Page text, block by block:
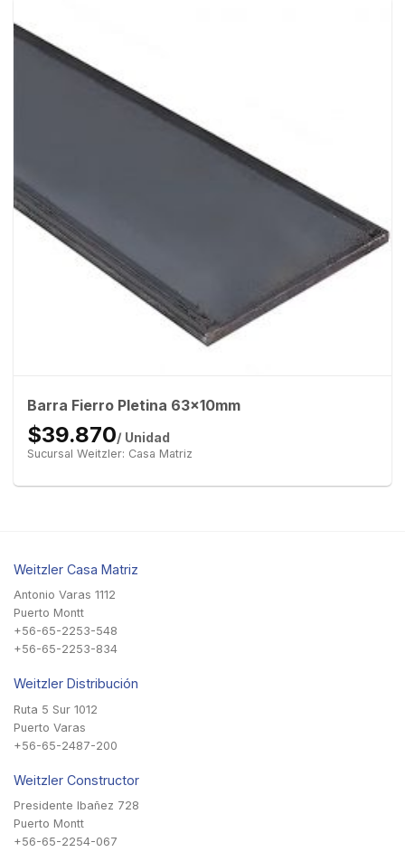
Barra Fierro Pletina 63x10mm
$39.870/ Unidad
Sucursal Weitzler: Casa Matriz
Weitzler Casa Matriz
Antonio Varas 1112
Puerto Montt
+56-65-2253-548
+56-65-2253-834
Weitzler Distribución
Ruta 5 Sur 1012
Puerto Varas
+56-65-2487-200
Weitzler Constructor
Presidente Ibañez 728
Puerto Montt
+56-65-2254-067